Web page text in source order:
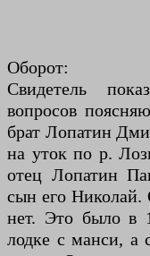
Оборот:
Свидетель
вопросов
брат Лопатин
на уток по р.
отец Лопатин
сын его
нет. Это было в
лодке с манси, а